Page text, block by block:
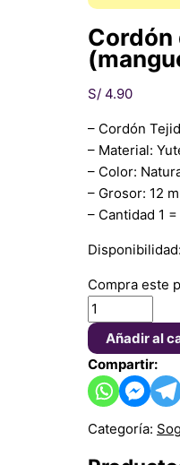
Cordón
S/ 4.90
– Cordón
– Material:
– Color:
– Grosor: 12
– Cantidad 1
Disponibilidad:
Compra este
Añadir al
Compartir:
Categoría: